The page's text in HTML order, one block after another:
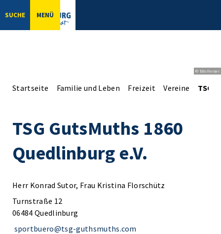
SUCHE MENÜ
© bbsferrari
Startseite Familie und Leben Freizeit Vereine TSG
TSG GutsMuths 1860
Quedlinburg e.V.
Herr Konrad Sutor, Frau Kristina Florschütz
Turnstraße 12
06484 Quedlinburg
sportbuero@tsg-guthsmuths.com